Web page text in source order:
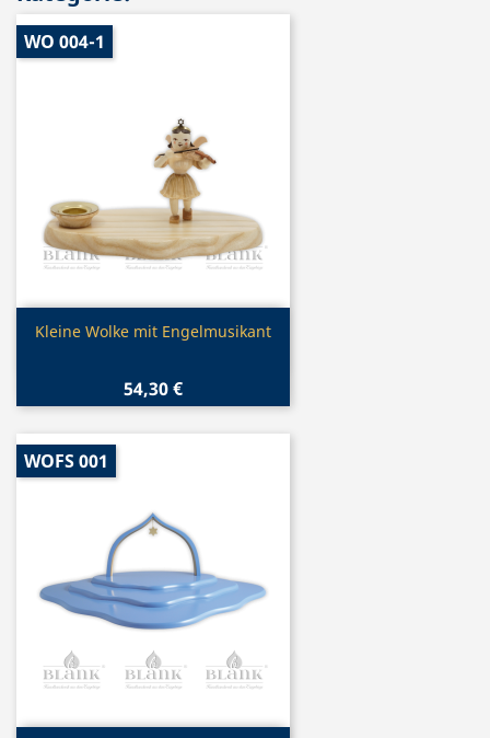
Vorschau
Kleine Wolke mit Engelmusikant
54,30 €
WO 004-1
WOFS 001